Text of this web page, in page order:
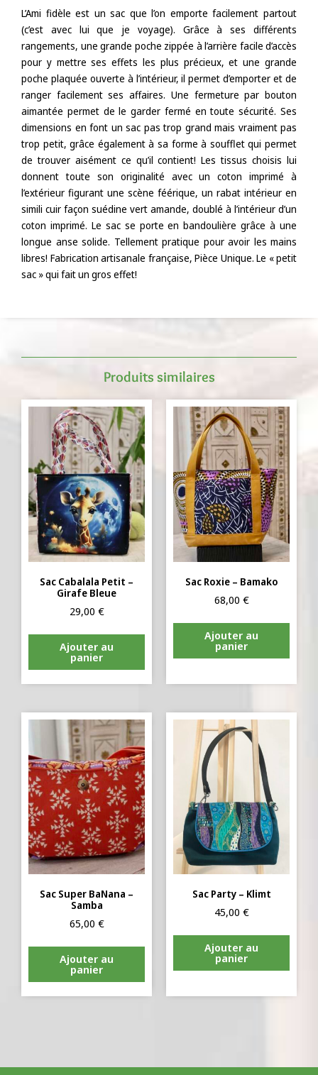
L’Ami fidèle est un sac que l’on emporte facilement partout
(c’est avec lui que je voyage). Grâce à ses différents
rangements, une grande poche zippée à l’arrière facile d’accès
pour y mettre ses effets les plus précieux, et une grande
poche plaquée ouverte à l’intérieur, il permet d’emporter et de
ranger facilement ses affaires. Une fermeture par bouton
aimantée permet de le garder fermé en toute sécurité. Ses
dimensions en font un sac pas trop grand mais vraiment pas
trop petit, grâce également à sa forme à soufflet qui permet
de trouver aisément ce qu’il contient! Les tissus choisis lui
donnent toute son originalité avec un coton imprimé à
l’extérieur figurant une scène féérique, un rabat intérieur en
simili cuir façon suédine vert amande, doublé à l’intérieur d’un
coton imprimé. Le sac se porte en bandoulière grâce à une
longue anse solide. Tellement pratique pour avoir les mains
libres! Fabrication artisanale française, Pièce Unique. Le « petit
sac » qui fait un gros effet!
Produits similaires
Sac Cabalala Petit –
Girafe Bleue
29,00 €
Ajouter au
panier
Sac Roxie – Bamako
68,00 €
Ajouter au
panier
Sac Super BaNana –
Samba
65,00 €
Ajouter au
panier
Sac Party – Klimt
45,00 €
Ajouter au
panier